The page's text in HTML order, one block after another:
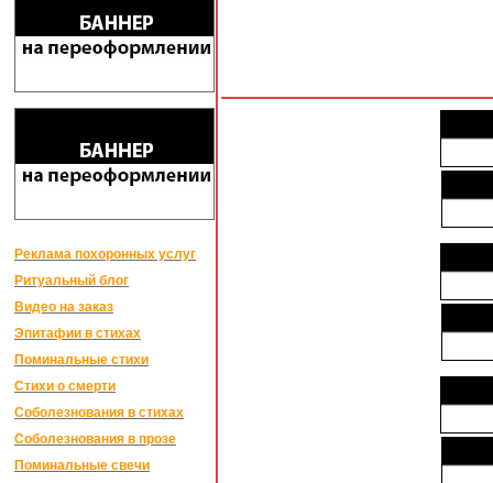
Реклама похоронных услуг
Ритуальный блог
Видео на заказ
Эпитафии в стихах
Поминальные стихи
Стихи о смерти
Соболезнования в стихах
Соболезнования в прозе
Поминальные свечи